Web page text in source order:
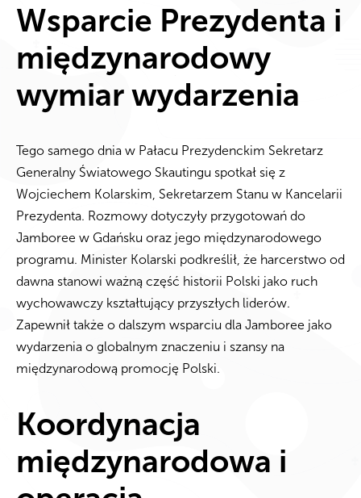
Wsparcie Prezydenta i
międzynarodowy
wymiar wydarzenia
Tego samego dnia w Pałacu Prezydenckim Sekretarz
Generalny Światowego Skautingu spotkał się z
Wojciechem Kolarskim, Sekretarzem Stanu w Kancelarii
Prezydenta. Rozmowy dotyczyły przygotowań do
Jamboree w Gdańsku oraz jego międzynarodowego
programu. Minister Kolarski podkreślił, że harcerstwo od
dawna stanowi ważną część historii Polski jako ruch
wychowawczy kształtujący przyszłych liderów.
Zapewnił także o dalszym wsparciu dla Jamboree jako
wydarzenia o globalnym znaczeniu i szansy na
międzynarodową promocję Polski.
Koordynacja
międzynarodowa i